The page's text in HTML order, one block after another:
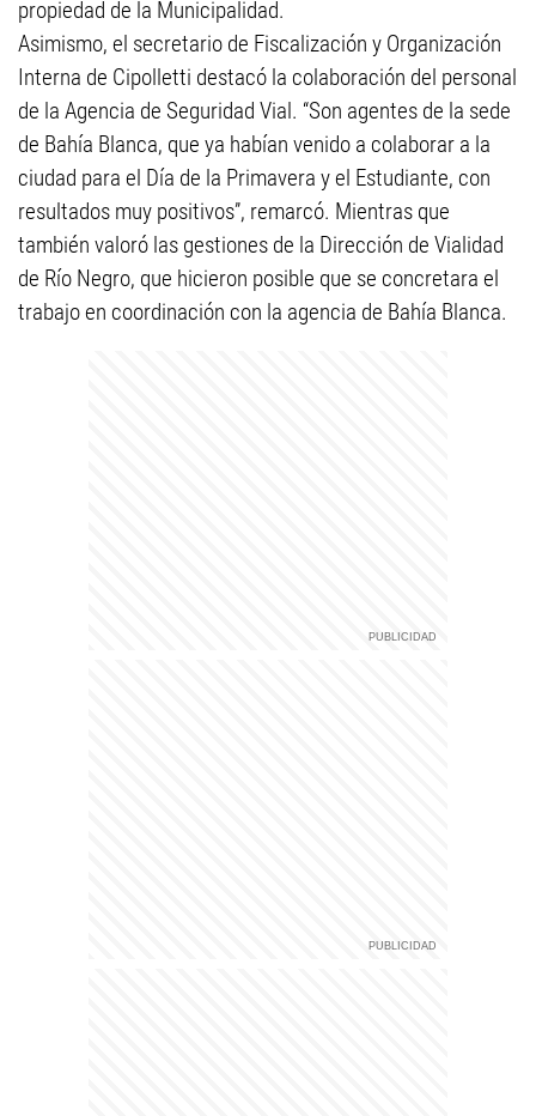
propiedad de la Municipalidad.
Asimismo, el secretario de Fiscalización y Organización
Interna de Cipolletti destacó la colaboración del personal
de la Agencia de Seguridad Vial. “Son agentes de la sede
de Bahía Blanca, que ya habían venido a colaborar a la
ciudad para el Día de la Primavera y el Estudiante, con
resultados muy positivos”, remarcó. Mientras que
también valoró las gestiones de la Dirección de Vialidad
de Río Negro, que hicieron posible que se concretara el
trabajo en coordinación con la agencia de Bahía Blanca.